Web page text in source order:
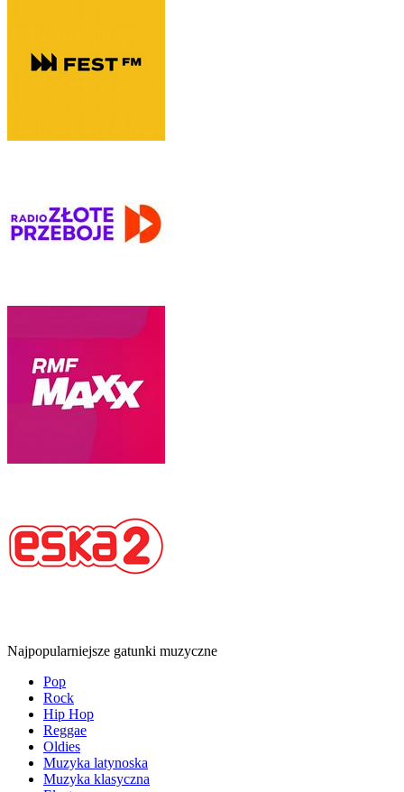
Najpopularniejsze gatunki muzyczne
Pop
Rock
Hip Hop
Reggae
Oldies
Muzyka latynoska
Muzyka klasyczna